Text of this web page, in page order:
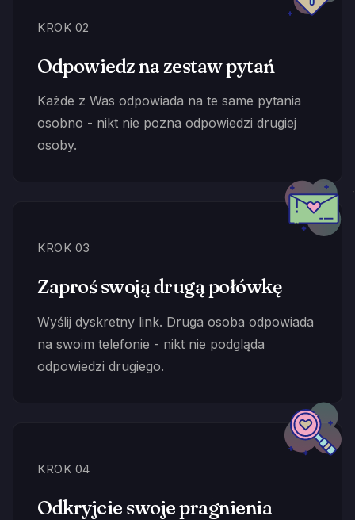
KROK 02
Odpowiedz na zestaw pytań
Każde z Was odpowiada na te same pytania
osobno - nikt nie pozna odpowiedzi drugiej
osoby.
KROK 03
Zaproś swoją drugą połówkę
Wyślij dyskretny link. Druga osoba odpowiada
na swoim telefonie - nikt nie podgląda
odpowiedzi drugiego.
KROK 04
Odkryjcie swoje pragnienia